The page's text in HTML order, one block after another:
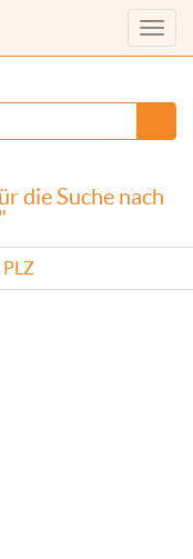
Menü
die Suche nach
PLZ